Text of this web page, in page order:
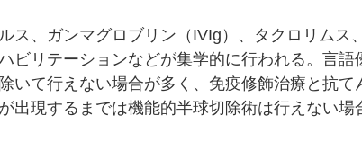
ス、ガンマグロブリン（IVIg）、タクロリムス
ビリテーションなどが集学的に行われる。言語
いて行えない場合が多く、免疫修飾治療と抗て
出現するまでは機能的半球切除術は行えない場